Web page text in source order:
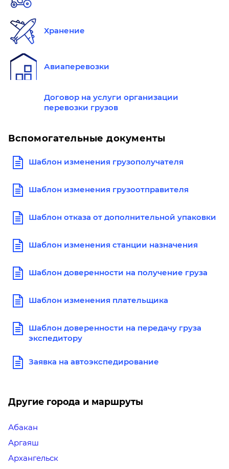
Хранение
Авиаперевозки
Договор на услуги организации
перевозки грузов
Вспомогательные документы
Шаблон изменения грузополучателя
Шаблон изменения грузоотправителя
Шаблон отказа от дополнительной упаковки
Шаблон изменения станции назначения
Шаблон доверенности на получение груза
Шаблон изменения плательщика
Шаблон доверенности на передачу груза
экспедитору
Заявка на автоэкспедирование
Другие города и маршруты
Абакан
Аргаяш
Архангельск